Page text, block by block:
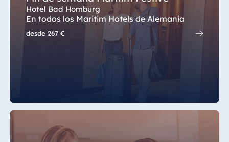
Resort Marina
Bay
Hotel Amelia
Hotel Bad Homburg
En todos los Maritim Hotels de Alemania
desde 267 €